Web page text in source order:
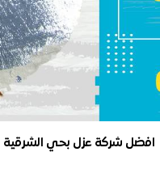
افضل شركة عزل بحي الشرقية